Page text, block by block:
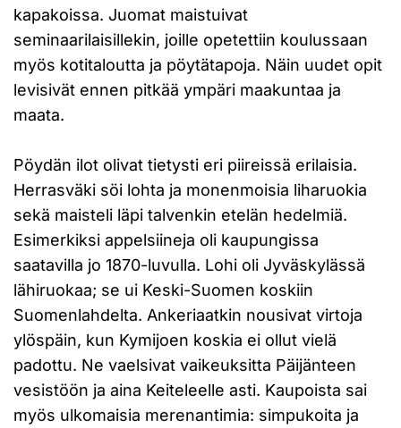
kapakoissa. Juomat maistuivat
seminaarilaisillekin, joille opetettiin koulussaan
myös kotitaloutta ja pöytätapoja. Näin uudet opit
levisivät ennen pitkää ympäri maakuntaa ja
maata.
Pöydän ilot olivat tietysti eri piireissä erilaisia.
Herrasväki söi lohta ja monenmoisia liharuokia
sekä maisteli läpi talvenkin etelän hedelmiä.
Esimerkiksi appelsiineja oli kaupungissa
saatavilla jo 1870-luvulla. Lohi oli Jyväskylässä
lähiruokaa; se ui Keski-Suomen koskiin
Suomenlahdelta. Ankeriaatkin nousivat virtoja
ylöspäin, kun Kymijoen koskia ei ollut vielä
padottu. Ne vaelsivat vaikeuksitta Päijänteen
vesistöön ja aina Keiteleelle asti. Kaupoista sai
myös ulkomaisia merenantimia: simpukoita ja